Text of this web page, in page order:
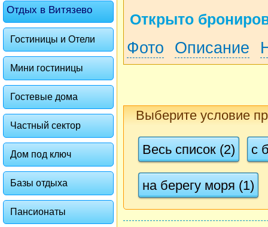
Отдых в Витязево
Гостиницы и Отели
Мини гостиницы
Гостевые дома
Частный сектор
Дом под ключ
Базы отдыха
Пансионаты
Открыто
Фото Описание
Выберите условие
Весь список (2) с
на берегу моря (1)